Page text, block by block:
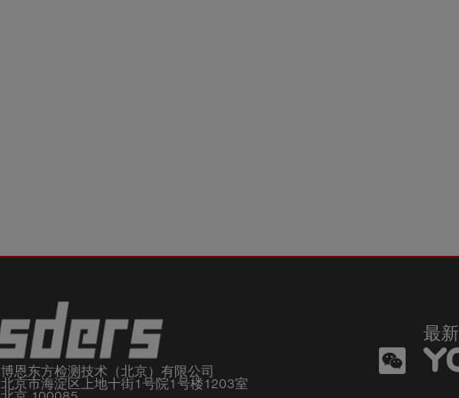
博恩东方检测技术（北京）有限公司
北京市海淀区上地十街1号院1号楼1203室
最